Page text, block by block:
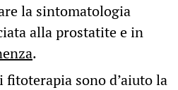
la sintomatologia
alla prostatite e in
.
fitoterapia sono d’aiuto la